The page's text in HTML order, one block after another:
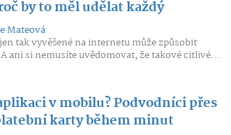
by to měl udělat každý
Mateová
tak vyvěšené na internetu může způsobit
ani si nemusíte uvědomovat, že takové citlivé...
v mobilu? Podvodníci přes
karty během minut